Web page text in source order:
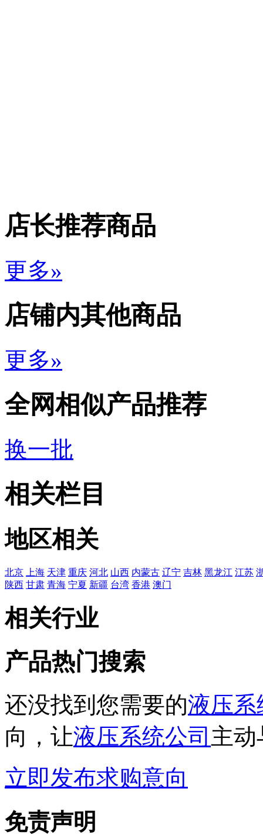
店长推荐商品
更多»
店铺内其他商品
更多»
全网相似产品推荐
换一批
相关栏目
地区相关
北京 上海 天津 重庆 河北 山西 内蒙古 辽宁 吉林 黑龙江 江苏
陕西 甘肃 青海 宁夏 新疆 台湾 香港 澳门
相关行业
产品热门搜索
还没找到您需要的液压系
向，让液压系统公司 主
立即发布求购意向
免责声明